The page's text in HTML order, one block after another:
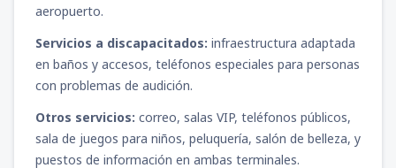
aeropuerto.
Servicios a discapacitados: infraestructura adaptada
en baños y accesos, teléfonos especiales para personas
con problemas de audición.
Otros servicios: correo, salas VIP, teléfonos públicos,
sala de juegos para niños, peluquería, salón de belleza, y
puestos de información en ambas terminales.